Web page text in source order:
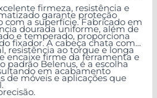
firmeza, resistência e
com a superfície. Fabricado em
e temperado, proporciona
resistência ao torque e longa
garante proteção
dourada uniforme, além de
fixador. A cabeça chata com
encaixe firme da ferramenta e
em acabamento
padrão Belenus, é a escolha
de móveis e aplicações que